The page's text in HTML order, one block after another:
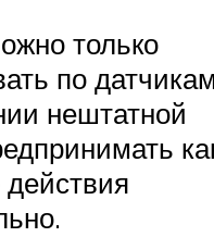
только
по
нештатной